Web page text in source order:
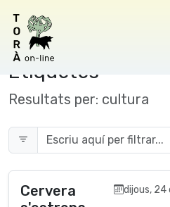
Etiquetes
Resultats per: cultura
Cervera
dijous, 24